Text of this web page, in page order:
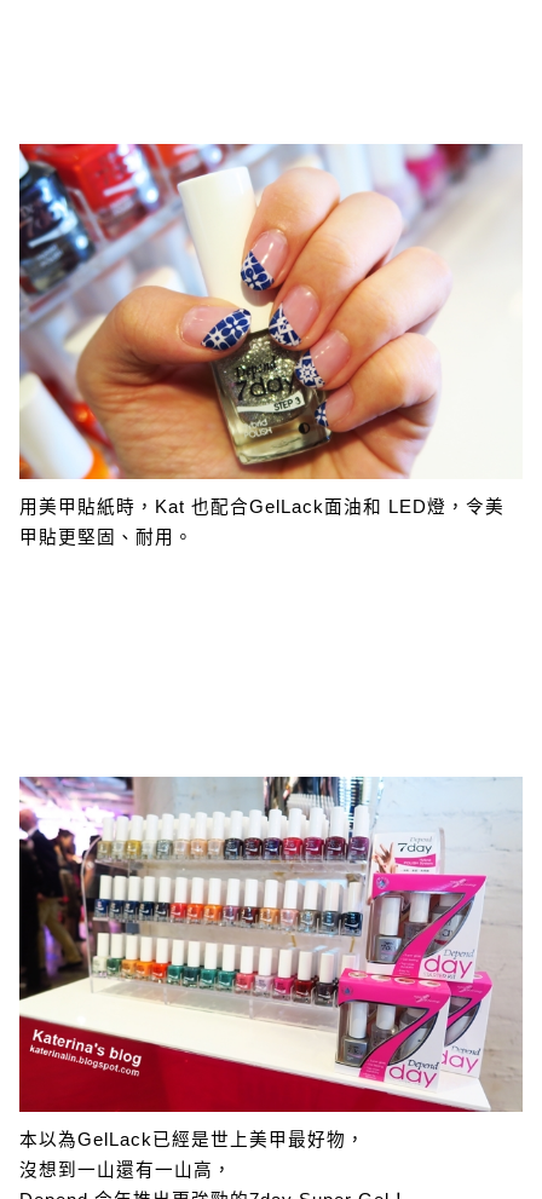
用美甲貼紙時，Kat 也配合GelLack面油和 LED燈，令美
甲貼更堅固、耐用。
本以為GelLack已經是世上美甲最好物，
沒想到一山還有一山高，